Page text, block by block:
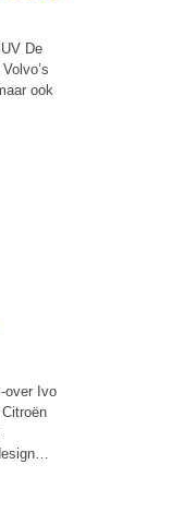
De
ook
over Ivo